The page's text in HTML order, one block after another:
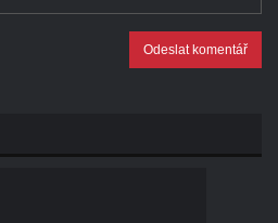
Odeslat komentář